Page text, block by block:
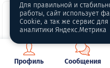
Профиль Сообщения
Для правильной и
работы, сайт использует
Cookie, а так же сервис
аналитики Яндекс.Метрика